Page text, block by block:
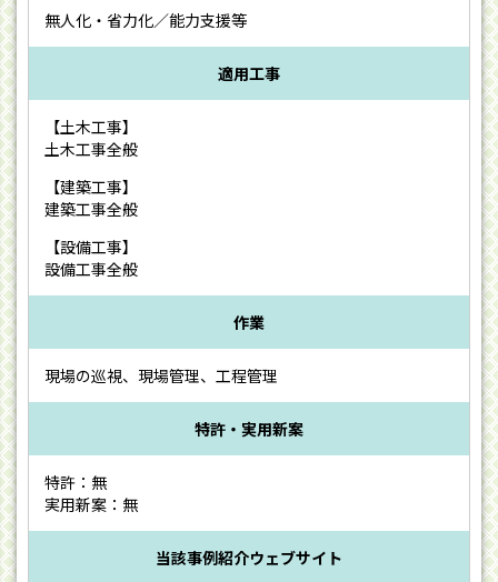
無人化・省力化／能力支援等
適用工事
【土木工事】
土木工事全般
【建築工事】
建築工事全般
【設備工事】
設備工事全般
作業
現場の巡視、現場管理、工程管理
特許・実用新案
特許：無
実用新案：無
当該事例紹介ウェブサイト